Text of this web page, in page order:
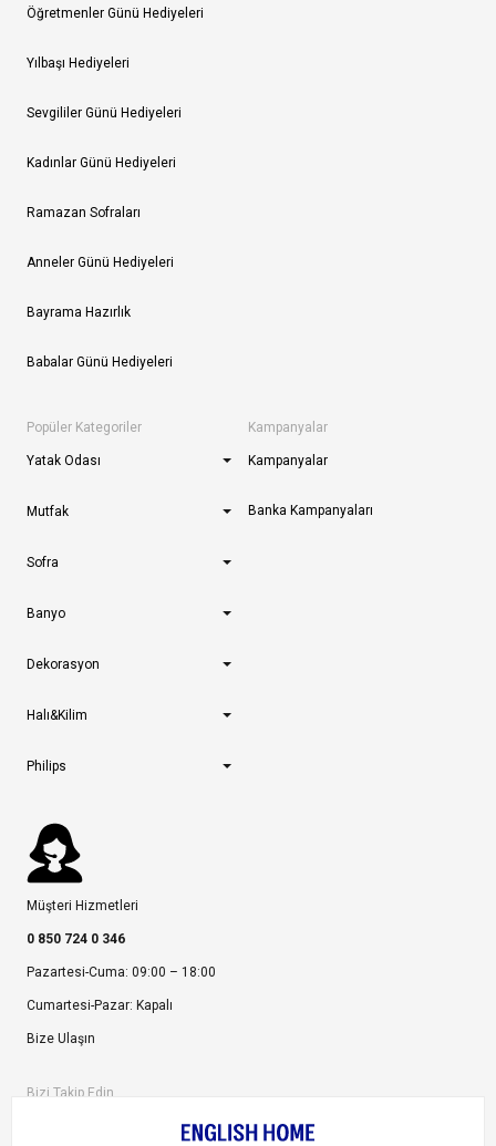
Öğretmenler Günü Hediyeleri
Yılbaşı Hediyeleri
Sevgililer Günü Hediyeleri
Kadınlar Günü Hediyeleri
Ramazan Sofraları
Anneler Günü Hediyeleri
Bayrama Hazırlık
Babalar Günü Hediyeleri
Popüler Kategoriler
Yatak Odası
Mutfak
Sofra
Banyo
Dekorasyon
Halı&Kilim
Philips
Kampanyalar
Kampanyalar
Banka Kampanyaları
Müşteri Hizmetleri
0 850 724 0 346
Pazartesi-Cuma: 09:00 – 18:00
Cumartesi-Pazar: Kapalı
Bize Ulaşın
Bizi Takip Edin